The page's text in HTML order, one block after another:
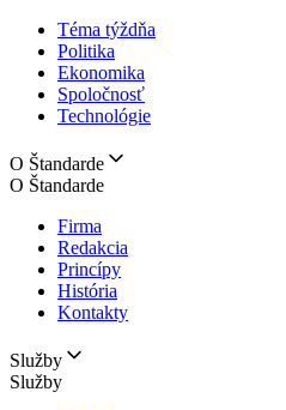
Téma týždňa
Politika
Ekonomika
Spoločnosť
Technológie
O Štandarde
O Štandarde
Firma
Redakcia
Princípy
História
Kontakty
Služby
Služby